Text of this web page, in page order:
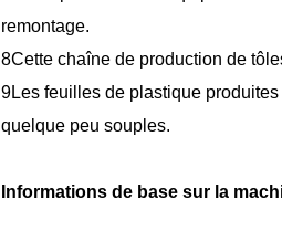
remontage.
8Cette chaîne de production de
9Les feuilles de plastique
quelque peu souples.
Informations de base sur la